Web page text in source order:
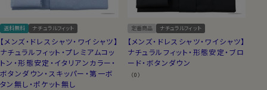
送料無料 ナチュラルフィット
【メンズ・ドレスシャツ・ワイシャツ】
ナチュラルフィット・プレミアムコッ
トン・形態安定・イタリアンカラー・
ボタンダウン・スキッパー・第一ボ
タン無し・ポケット無し
定番商品 ナチュラルフィット
【メンズ・ドレスシャツ・ワイシャツ】
ナチュラルフィット・形態安定・ブロ
ード・ボタンダウン
（0）